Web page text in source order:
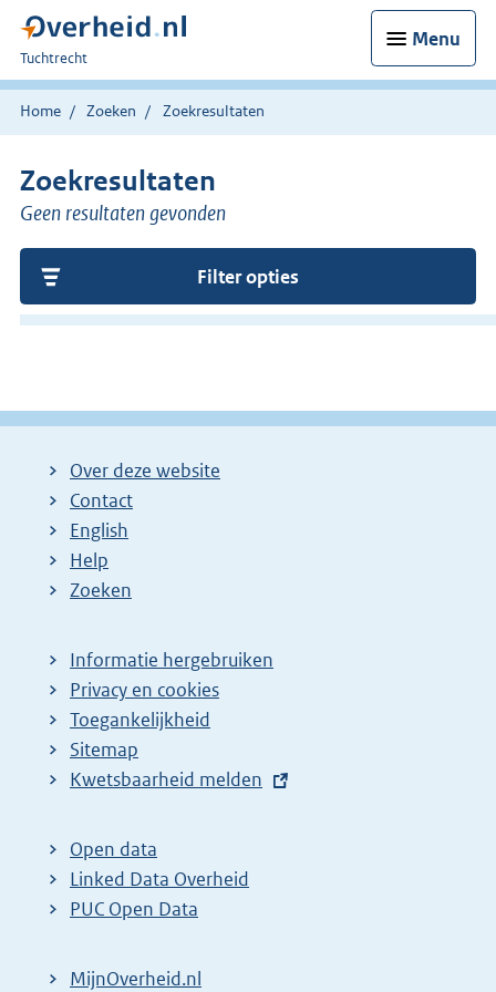
Menu
U
bent
hier:
Tuchtrecht
Home Zoeken Zoekresultaten
Zoekresultaten
Geen resultaten gevonden
Filter opties
Over deze website
Contact
English
Help
Zoeken
Informatie hergebruiken
Privacy en cookies
Toegankelijkheid
Sitemap
E
t
e
r
Kwetsbaarheid melden
Open data
Linked Data Overheid
PUC Open Data
MijnOverheid.nl